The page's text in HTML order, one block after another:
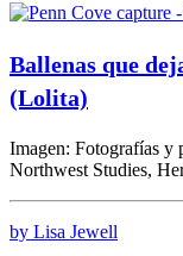
Ballenas que
(Lolita)
Imagen: Fotografías y
Northwest Studies,
by Lisa Jewell